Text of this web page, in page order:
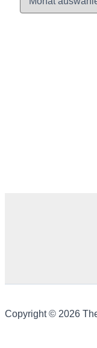
Copyright © 2026